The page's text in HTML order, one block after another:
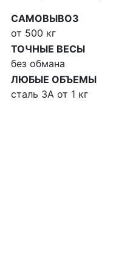
САМОВЫВОЗ
от 500 кг
ТОЧНЫЕ ВЕСЫ
без обмана
ЛЮБЫЕ ОБЪЕМЫ
сталь 3А от 1 кг